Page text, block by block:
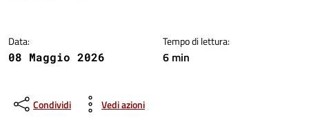
Data:
08 Maggio 2026
Tempo di lettura:
6 min
Condividi Vedi azioni